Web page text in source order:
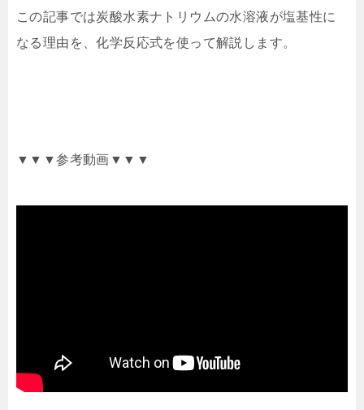
この記事では炭酸水素ナトリウムの水溶液が塩基性に
なる理由を、化学反応式を使って解説します。
▼▼▼参考動画▼▼▼